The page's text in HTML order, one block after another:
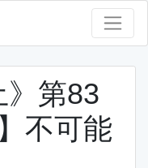
》第83
不可能